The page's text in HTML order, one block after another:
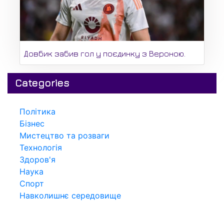
Довбик забив гол у поєдинку з Вероною.
Categories
Політика
Бізнес
Мистецтво та розваги
Технологія
Здоров'я
Наука
Спорт
Навколишнє середовище